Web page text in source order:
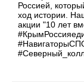
Россией,
ход истории.
акции "10 лет